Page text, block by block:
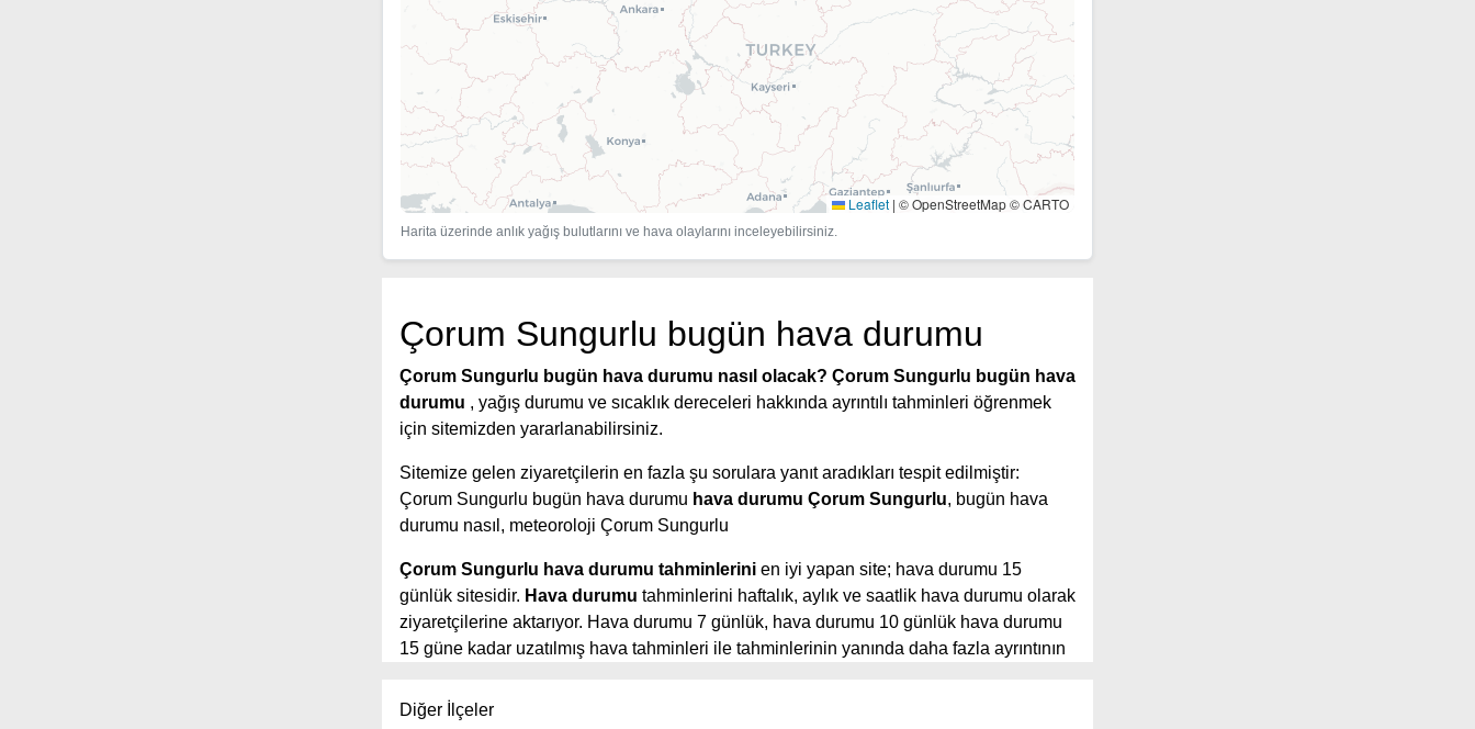
Leaflet | © OpenStreetMap © CARTO
Harita üzerinde anlık yağış bulutlarını ve hava olaylarını inceleyebilirsiniz.
Çorum Sungurlu bugün hava durumu
Çorum Sungurlu bugün hava durumu nasıl olacak? Çorum Sungurlu bugün hava
durumu , yağış durumu ve sıcaklık dereceleri hakkında ayrıntılı tahminleri öğrenmek
için sitemizden yararlanabilirsiniz.
Sitemize gelen ziyaretçilerin en fazla şu sorulara yanıt aradıkları tespit edilmiştir:
Çorum Sungurlu bugün hava durumu hava durumu Çorum Sungurlu, bugün hava
durumu nasıl, meteoroloji Çorum Sungurlu
Çorum Sungurlu hava durumu tahminlerini en iyi yapan site; hava durumu 15
günlük sitesidir. Hava durumu tahminlerini haftalık, aylık ve saatlik hava durumu olarak
ziyaretçilerine aktarıyor. Hava durumu 7 günlük, hava durumu 10 günlük hava durumu
15 güne kadar uzatılmış hava tahminleri ile tahminlerinin yanında daha fazla ayrıntının
tahmin süreleri, kolay ve anlaşılır görseller ile ziyaretçilerine kaliteli hizmet sunuyor.
Diğer İlçeler